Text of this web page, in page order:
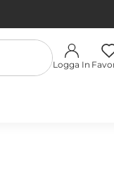
Logga In